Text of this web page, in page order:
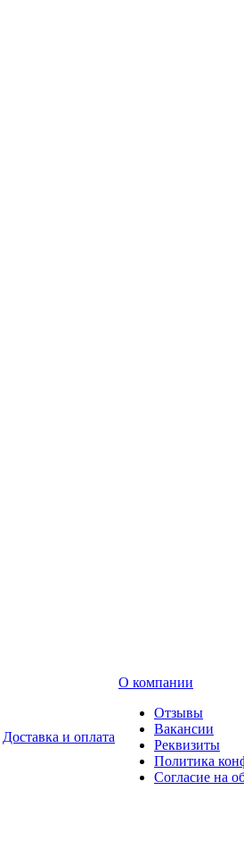
Доставка и оплата
О компании
Отзывы
Вакансии
Реквизиты
Политика
Согласие на